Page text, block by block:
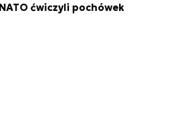
ćwiczyli pochówek